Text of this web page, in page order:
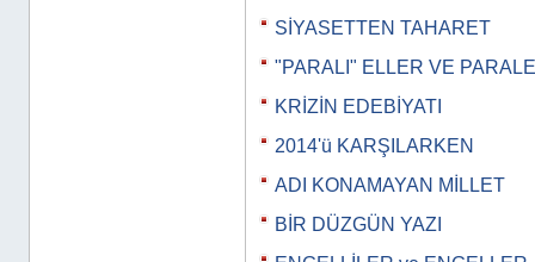
SİYASETTEN TAHARET
"PARALI" ELLER VE
KRİZİN EDEBİYATI
2014'ü KARŞILARKEN
ADI KONAMAYAN MİLLET
BİR DÜZGÜN YAZI